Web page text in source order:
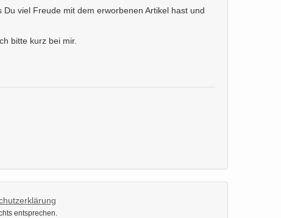
viel Freude mit dem erworbenen Artikel hast und
bitte kurz bei mir.
entsprechen.